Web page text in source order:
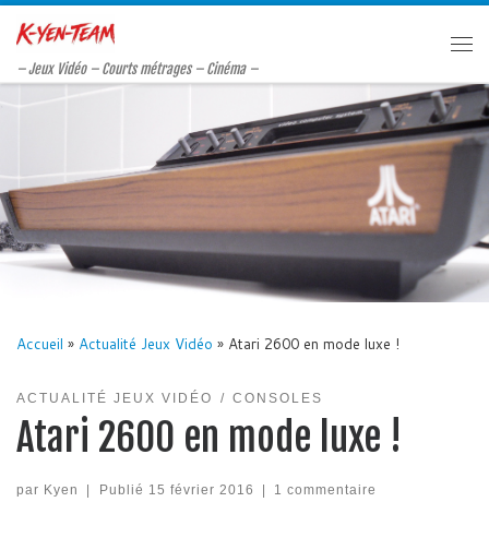
Passer au contenu
– Jeux Vidéo – Courts métrages – Cinéma –
Accueil » Actualité Jeux Vidéo » Atari 2600 en mode luxe !
ACTUALITÉ JEUX VIDÉO CONSOLES
Atari 2600 en mode luxe !
par Kyen Publié 15 février 2016 1 commentaire